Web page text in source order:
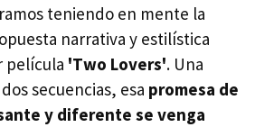
teniendo en mente la
narrativa y estilística
película 'Two Lovers'. Una
secuencias, esa promesa de
y diferente se venga